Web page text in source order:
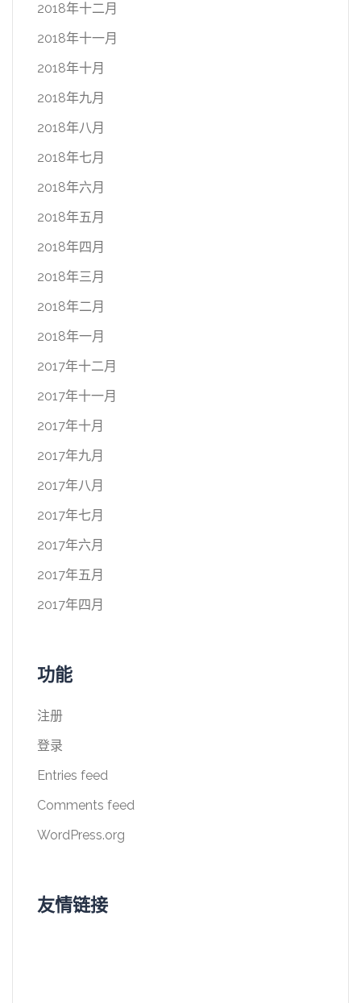
2018年十二月
2018年十一月
2018年十月
2018年九月
2018年八月
2018年七月
2018年六月
2018年五月
2018年四月
2018年三月
2018年二月
2018年一月
2017年十二月
2017年十一月
2017年十月
2017年九月
2017年八月
2017年七月
2017年六月
2017年五月
2017年四月
功能
注册
登录
Entries feed
Comments feed
WordPress.org
友情链接